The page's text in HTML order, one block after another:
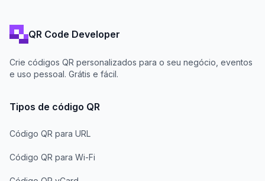
QR Code Developer
Crie códigos QR personalizados para o seu negócio, eventos
e uso pessoal. Grátis e fácil.
Tipos de código QR
Código QR para URL
Código QR para Wi-Fi